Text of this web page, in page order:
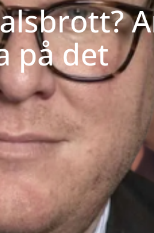
på det